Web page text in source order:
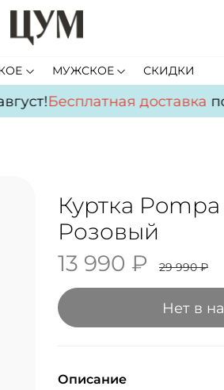
МУЖСКОЕ СКИДКИ
Бесплатная доставкапо
Куртка
Розовый
13 990 ₽
29 990 ₽
Нет в
Описание